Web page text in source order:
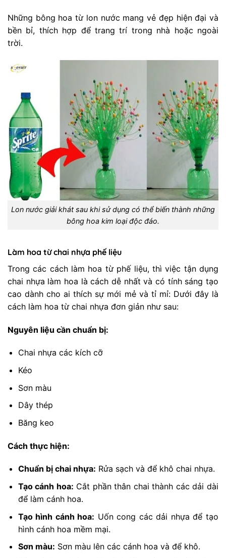
Những bông hoa từ lon nước mang vẻ đẹp hiện đại và
bền bỉ, thích hợp để trang trí trong nhà hoặc ngoài
trời.
Lon nước giải khát sau khi sử dụng có thể biến thành những
bông hoa kim loại độc đáo.
Làm hoa từ chai nhựa phế liệu
Trong các cách làm hoa từ phế liệu, thì việc tận dụng
chai nhựa làm hoa là cách dễ nhất và có tính sáng tạo
cao dành cho ai thích sự mới mẻ và tỉ mỉ: Dưới đây là
cách làm hoa từ chai nhựa đơn giản như sau:
Nguyên liệu cần chuẩn bị:
Chai nhựa các kích cỡ
Kéo
Sơn màu
Dây thép
Băng keo
Cách thực hiện:
Chuẩn bị chai nhựa: Rửa sạch và để khô chai nhựa.
Tạo cánh hoa: Cắt phần thân chai thành các dải dài
để làm cánh hoa.
Tạo hình cánh hoa: Uốn cong các dải nhựa để tạo
hình cánh hoa mềm mại.
Sơn màu: Sơn màu lên các cánh hoa và để khô.